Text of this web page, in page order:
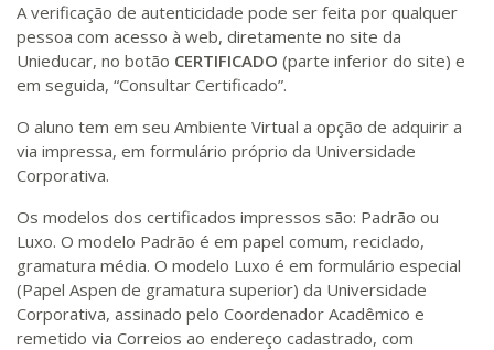
A verificação de autenticidade pode ser feita por qualquer
pessoa com acesso à web, diretamente no site da
Unieducar, no botão CERTIFICADO (parte inferior do site) e
em seguida, “Consultar Certificado”.
O aluno tem em seu Ambiente Virtual a opção de adquirir a
via impressa, em formulário próprio da Universidade
Corporativa.
Os modelos dos certificados impressos são: Padrão ou
Luxo. O modelo Padrão é em papel comum, reciclado,
gramatura média. O modelo Luxo é em formulário especial
(Papel Aspen de gramatura superior) da Universidade
Corporativa, assinado pelo Coordenador Acadêmico e
remetido via Correios ao endereço cadastrado, com